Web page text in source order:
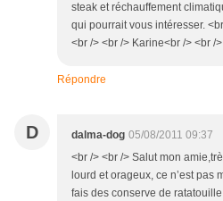
steak et réchauffement
qui pourrait vous intéresser.
<br /> <br /> Karine<br /> <br /
Répondre
D dalma-dog 05/08/2011 09:37
<br /> <br /> Salut mon
lourd et orageux, ce n’est pas
fais des conserve de